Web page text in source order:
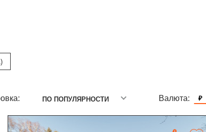
ПО ПОПУЛЯРНОСТИ Валюта: ₽